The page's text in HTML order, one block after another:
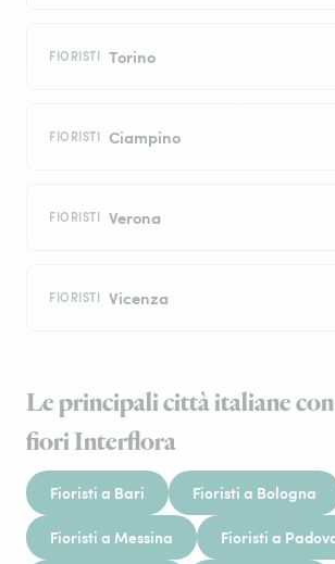
FIORISTI Torino
FIORISTI Ciampino
FIORISTI Verona
FIORISTI Vicenza
Le principali città italiane
fiori Interflora
Fioristi a Bari Fioristi a Bologna
Fioristi a Messina Fioristi a